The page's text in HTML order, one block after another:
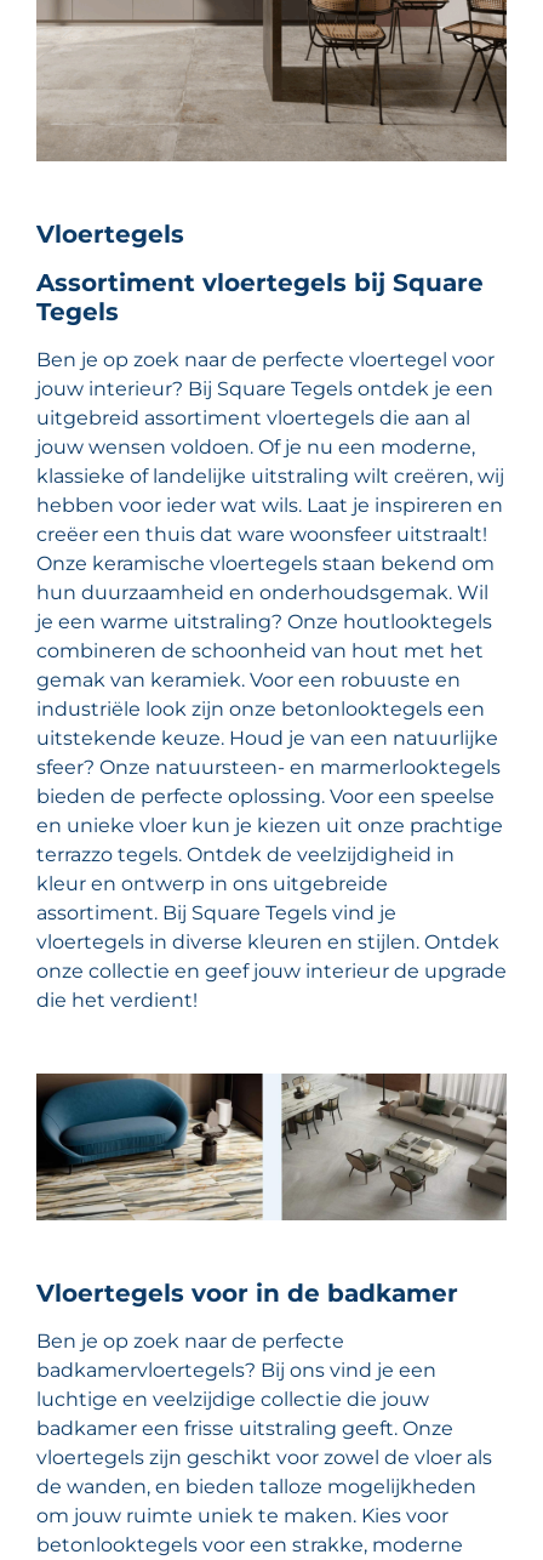
Vloertegels
Assortiment vloertegels bij Square
Tegels
Ben je op zoek naar de perfecte vloertegel voor
jouw interieur? Bij Square Tegels ontdek je een
uitgebreid assortiment vloertegels die aan al
jouw wensen voldoen. Of je nu een moderne,
klassieke of landelijke uitstraling wilt creëren, wij
hebben voor ieder wat wils. Laat je inspireren en
creëer een thuis dat ware woonsfeer uitstraalt!
Onze keramische vloertegels staan bekend om
hun duurzaamheid en onderhoudsgemak. Wil
je een warme uitstraling? Onze houtlooktegels
combineren de schoonheid van hout met het
gemak van keramiek. Voor een robuuste en
industriële look zijn onze betonlooktegels een
uitstekende keuze. Houd je van een natuurlijke
sfeer? Onze natuursteen- en marmerlooktegels
bieden de perfecte oplossing. Voor een speelse
en unieke vloer kun je kiezen uit onze prachtige
terrazzo tegels. Ontdek de veelzijdigheid in
kleur en ontwerp in ons uitgebreide
assortiment. Bij Square Tegels vind je
vloertegels in diverse kleuren en stijlen. Ontdek
onze collectie en geef jouw interieur de upgrade
die het verdient!
Vloertegels voor in de badkamer
Ben je op zoek naar de perfecte
badkamervloertegels? Bij ons vind je een
luchtige en veelzijdige collectie die jouw
badkamer een frisse uitstraling geeft. Onze
vloertegels zijn geschikt voor zowel de vloer als
de wanden, en bieden talloze mogelijkheden
om jouw ruimte uniek te maken. Kies voor
betonlooktegels voor een strakke, moderne